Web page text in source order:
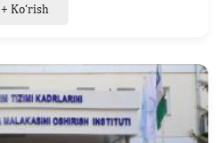
+ Ko‘rish